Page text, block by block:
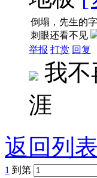
倒塌，先生的
刺眼还看不见
举报 打赏 回复
我不
涯
返回列
1 到第